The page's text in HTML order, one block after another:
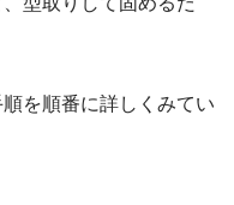
を順番に詳しくみてい